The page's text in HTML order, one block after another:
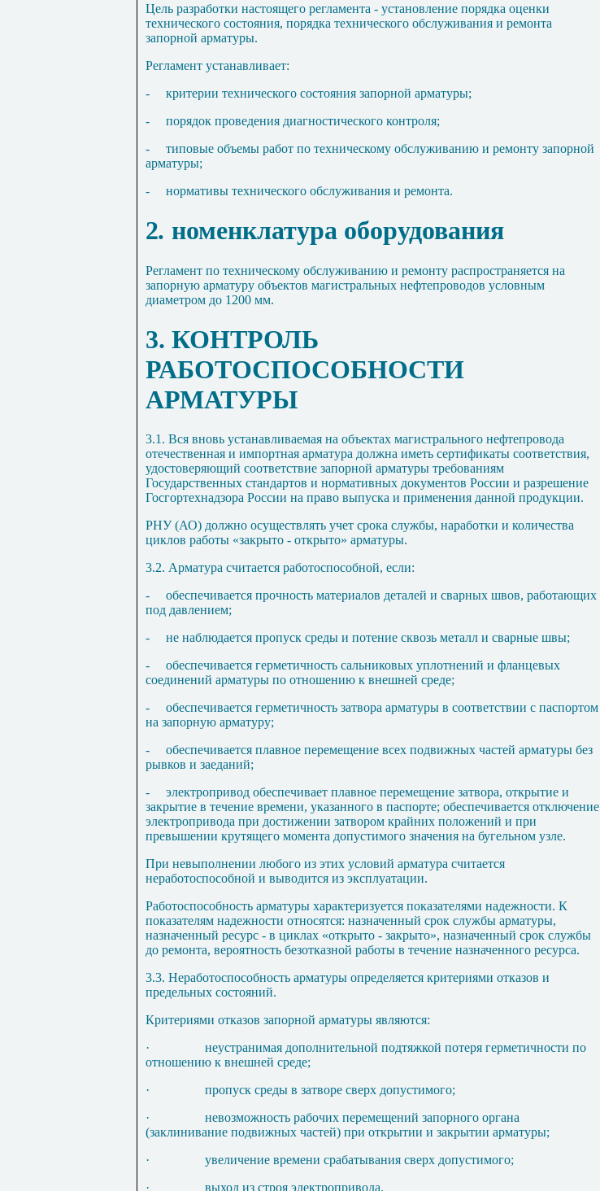
Цель разработки настоящего регламента - установление порядка оценки
технического состояния, порядка технического обслуживания и ремонта
запорной арматуры.
Регламент устанавливает:
-
критерии технического состояния запорной арматуры;
-
порядок проведения диагностического контроля;
-
типовые объемы работ по техническому обслуживанию и ремонту запорной
арматуры;
-
нормативы технического обслуживания и ремонта.
2. номенклатура оборудования
Регламент по техническому обслуживанию и ремонту распространяется на
запорную арматуру объектов магистральных нефтепроводов условным
диаметром до 1200 мм.
3. КОНТРОЛЬ
РАБОТОСПОСОБНОСТИ
АРМАТУРЫ
3.1. Вся вновь устанавливаемая на объектах магистрального нефтепровода
отечественная и импортная арматура должна иметь сертификаты соответствия,
удостоверяющий соответствие запорной арматуры требованиям
Государственных стандартов и нормативных документов России и разрешение
Госгортехнадзора России на право выпуска и применения данной продукции.
РНУ (АО) должно осуществлять учет срока службы, наработки и количества
циклов работы «закрыто - открыто» арматуры.
3.2. Арматура считается работоспособной, если:
-
обеспечивается прочность материалов деталей и сварных швов, работающих
под давлением;
-
не наблюдается пропуск среды и потение сквозь металл и сварные швы;
-
обеспечивается герметичность сальниковых уплотнений и фланцевых
соединений арматуры по отношению к внешней среде;
-
обеспечивается герметичность затвора арматуры в соответствии с паспортом
на запорную арматуру;
-
обеспечивается плавное перемещение всех подвижных частей арматуры без
рывков и заеданий;
-
электропривод обеспечивает плавное перемещение затвора, открытие и
закрытие в течение времени, указанного в паспорте; обеспечивается отключение
электропривода при достижении затвором крайних положений и при
превышении крутящего момента допустимого значения на бугельном узле.
При невыполнении любого из этих условий арматура считается
неработоспособной и выводится из эксплуатации.
Работоспособность арматуры характеризуется показателями надежности. К
показателям надежности относятся: назначенный срок службы арматуры,
назначенный ресурс - в циклах «открыто - закрыто», назначенный срок службы
до ремонта, вероятность безотказной работы в течение назначенного ресурса.
3.3. Неработоспособность арматуры определяется критериями отказов и
предельных состояний.
Критериями отказов запорной арматуры являются:
·
неустранимая дополнительной подтяжкой потеря герметичности по
отношению к внешней среде;
·
пропуск среды в затворе сверх допустимого;
·
невозможность рабочих перемещений запорного органа
(заклинивание подвижных частей) при открытии и закрытии арматуры;
·
увеличение времени срабатывания сверх допустимого;
·
выход из строя электропривода.